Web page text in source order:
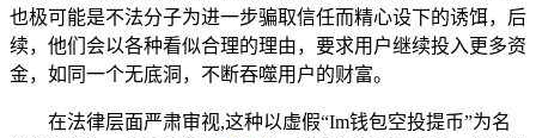
也极可能是不法分子为进一步骗取信任而精心设下的诱饵，后
续，他们会以各种看似合理的理由，要求用户继续投入更多资
金，如同一个无底洞，不断吞噬用户的财富。
在法律层面严肃审视,这种以虚假“Im钱包空投提币”为名